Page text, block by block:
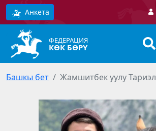
Анкета
ФЕДЕРАЦИЯ
КӨК БӨРҮ
Башкы бет Жамшитбек уулу Тариэл